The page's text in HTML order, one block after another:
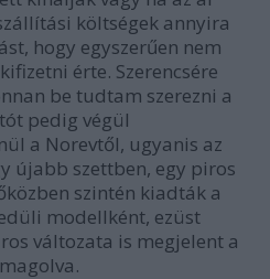
költségek annyira
hogy egyszerűen nem
érte. Szerencsére
be tudtam szerezni a
pedig végül
a Norevtől, ugyanis az
újabb szettben, egy piros
szintén kiadták a
modellként, ezüst
változata is megjelent a